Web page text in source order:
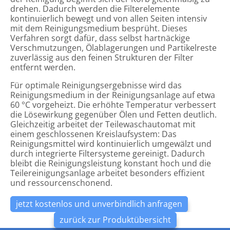
drehen. Dadurch werden die Filterelemente
kontinuierlich bewegt und von allen Seiten intensiv
mit dem Reinigungsmedium besprüht. Dieses
Verfahren sorgt dafür, dass selbst hartnäckige
Verschmutzungen, Ölablagerungen und Partikelreste
zuverlässig aus den feinen Strukturen der Filter
entfernt werden.
Für optimale Reinigungsergebnisse wird das
Reinigungsmedium in der Reinigungsanlage auf etwa
60 °C vorgeheizt. Die erhöhte Temperatur verbessert
die Lösewirkung gegenüber Ölen und Fetten deutlich.
Gleichzeitig arbeitet der Teilewaschautomat mit
einem geschlossenen Kreislaufsystem: Das
Reinigungsmittel wird kontinuierlich umgewälzt und
durch integrierte Filtersysteme gereinigt. Dadurch
bleibt die Reinigungsleistung konstant hoch und die
Teilereinigungsanlage arbeitet besonders effizient
und ressourcenschonend.
jetzt kostenlos und unverbindlich anfragen
zurück zur Produktübersicht
Diese Website nutzt Plugins zur Anzeige und
Wiedergabe von Videos des folgenden Anbieters:
Google Ireland Limited, Gordon House, 4 Barrow St,
Dublin, D04 E5W5, Irland
Daten können zudem übermittelt werden an: Google
LLC., USA
Wenn Sie eine Seite unseres Internetauftritts
aufrufen, die ein solches Plugin enthält, stellt Ihr
Browser eine direkte Verbindung zu den Servern des
Anbieters her, um das Plugin zu laden. Hierbei
werden bestimmte Informationen, einschließlich Ihrer
IP-Adresse, an den Anbieter übermittelt.
Wird die Wiedergabe eingebetteter Videos über das
Plugin gestartet, setzt der Anbieter zudem Cookies
ein, um Informationen über das Nutzerverhalten zu
sammeln, Wiedergabestatistiken zu erstellen und
missbräuchliches Verhalten zu unterbinden.
Sind Sie während Ihres Seitenbesuchs in einem
Daten beim Klick auf ein Video direkt Ihrem Konto
zugeordnet. Wenn Sie die Zuordnung zu Ihrem Konto
nicht wünschen, müssen Sie sich vor Betätigung der
Wiedergabeschlaltfläche ausloggen.
Allgemeine Verkaufs- und Lieferbedingungen
beim Verkauf von Waren
Inhaltsverzeichnis
Geltungsbereich
Angebot und Vertragsabschluss
Preise und Zahlungsvereinbarungen
Lieferfrist und Lieferverzug
Lieferung, Gefahrenübergang, Abnahme,
Annahmeverzug
Eigentumsvorbehalt
Mängelansprüche des Käufers
Sonstige Haftung
Rechtswahl und Gerichtsstand
1) Geltungsbereich